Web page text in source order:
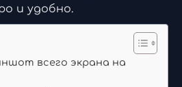
и удобно.
всего экрана на